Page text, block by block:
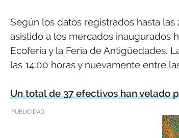
Según los datos registrados hasta
asistido a los mercados inaugurados
Ecoferia y la Feria de Antigüedades.
las 14:00 horas y nuevamente entre
Un total de 37 efectivos han velado
PUBLICIDAD